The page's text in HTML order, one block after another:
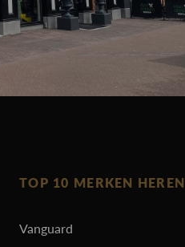
TOP 10 MERKEN HEREN
Vanguard